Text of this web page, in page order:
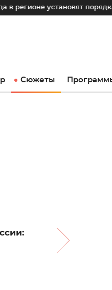
установят порядка тысячи
Сюжеты